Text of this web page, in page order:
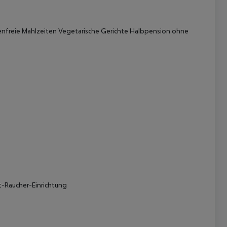
Mahlzeiten Vegetarische Gerichte Halbpension ohne
Raucher-Einrichtung